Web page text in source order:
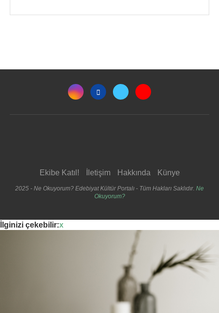
Ekibe Katıl! İletişim Hakkında Künye
2025 - Ne Okuyorum? Edebiyat Kültür Portalı - Tüm Hakları Saklıdır. Ne
Okuyorum?
İlginizi çekebilir:x